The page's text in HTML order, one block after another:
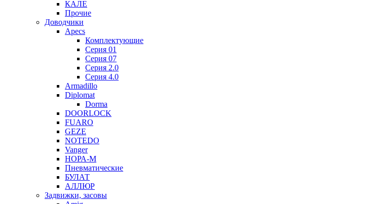
КАЛЕ
Прочие
Доводчики
Apecs
Комплектующие
Серия 01
Серия 07
Серия 2.0
Серия 4.0
Armadillo
Diplomat
Dorma
DOORLOCK
FUARO
GEZE
NOTEDO
Vanger
НОРА-М
Пневматические
БУЛАТ
АЛЛЮР
Задвижки, засовы